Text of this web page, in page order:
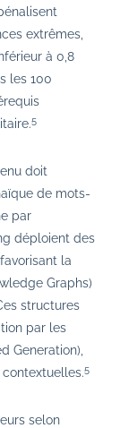
extrêmes,
à 0,8
les 100
5
doit
de mots-
par
déploient des
la
Graphs)
structures
par les
Generation),
5
selon